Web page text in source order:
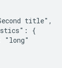
title",
{
"long"